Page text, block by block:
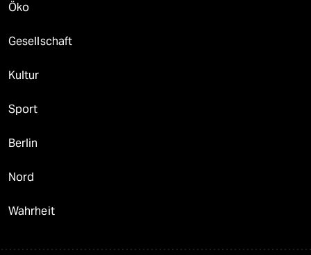
Öko
Gesellschaft
Kultur
Sport
Berlin
Nord
Wahrheit